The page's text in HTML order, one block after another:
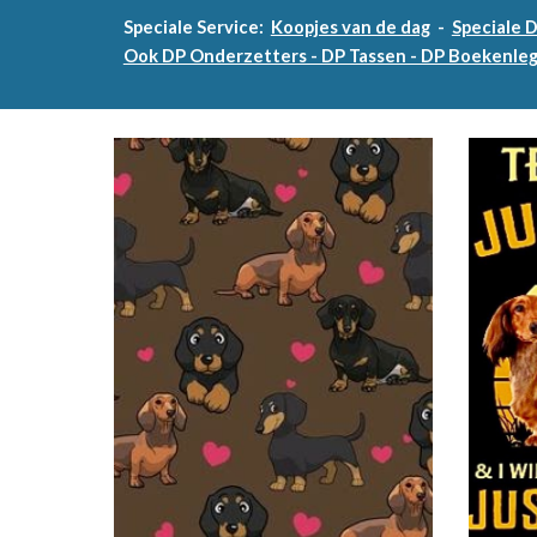
Speciale Service: Koopjes van de dag- Speciale
Ook DP Onderzetters - DP Tassen - DP